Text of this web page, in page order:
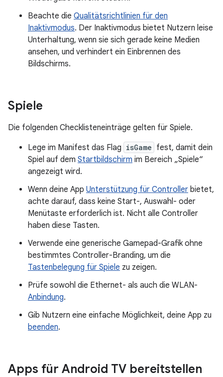
Beachte die Qualitätsrichtlinien für den
Inaktivmodus. Der Inaktivmodus bietet Nutzern leise
Unterhaltung, wenn sie sich gerade keine Medien
ansehen, und verhindert ein Einbrennen des
Bildschirms.
Spiele
Die folgenden Checklisteneinträge gelten für Spiele.
Lege im Manifest das Flag isGame fest, damit dein
Spiel auf dem Startbildschirm im Bereich „Spiele“
angezeigt wird.
Wenn deine App Unterstützung für Controller bietet,
achte darauf, dass keine Start-, Auswahl- oder
Menütaste erforderlich ist. Nicht alle Controller
haben diese Tasten.
Verwende eine generische Gamepad-Grafik ohne
bestimmtes Controller-Branding, um die
Tastenbelegung für Spiele zu zeigen.
Prüfe sowohl die Ethernet- als auch die WLAN-
Anbindung.
Gib Nutzern eine einfache Möglichkeit, deine App zu
beenden.
Apps für Android TV bereitstellen